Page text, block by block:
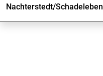
Nachterstedt/Schadeleben